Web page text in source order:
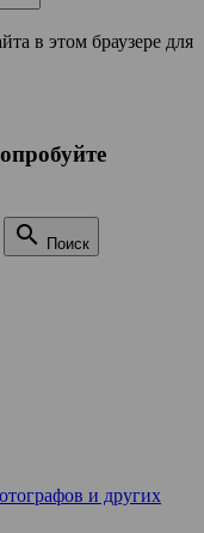
в этом браузере для
 Поиск
и других